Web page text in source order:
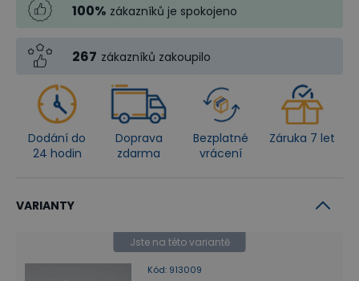
100% zákazníků je spokojeno
267 zákazníků zakoupilo
Dodání do
24 hodin
Doprava
zdarma
Bezplatné
vrácení
Záruka 7 let
VARIANTY
Kód: 913009
Jste na této variantě